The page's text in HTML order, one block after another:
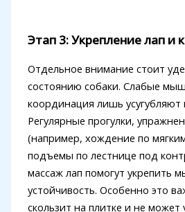
Этап 3: Укрепление лап и
Отдельное внимание стоит
состоянию собаки. Слабые
координация лишь усугубляют
Регулярные прогулки,
(например, хождение по
подъемы по лестнице под
массаж лап помогут укрепить
устойчивость. Особенно это
скользит на плитке и не может